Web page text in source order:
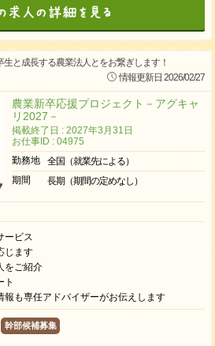
と成長する農業法人とをお繋ぎします！
情報更新日 2026/02/27
農業新卒応援プロジェクト－アグキャ
リ2027－
掲載終了日 : 2027年3月31日
お仕事ID : 04975
勤務地
全国（就業先による）
期間
長期（期間の定めなし）
ービス
じます
をご紹介
ト
も専任アドバイザーがお伝えします
幹部候補募集